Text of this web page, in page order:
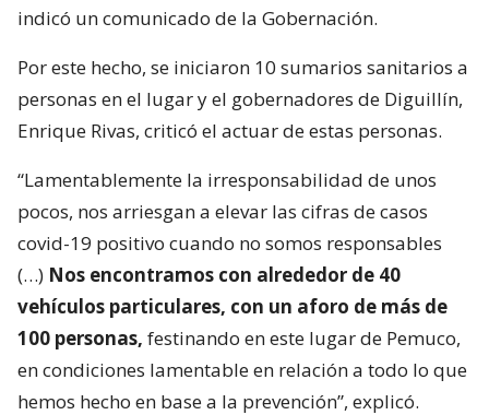
indicó un comunicado de la Gobernación.
Por este hecho, se iniciaron 10 sumarios sanitarios a
personas en el lugar y el gobernadores de Diguillín,
Enrique Rivas, criticó el actuar de estas personas.
“Lamentablemente la irresponsabilidad de unos
pocos, nos arriesgan a elevar las cifras de casos
covid-19 positivo cuando no somos responsables
(…) Nos encontramos con alrededor de 40
vehículos particulares, con un aforo de más de
100 personas, festinando en este lugar de Pemuco,
en condiciones lamentable en relación a todo lo que
hemos hecho en base a la prevención”, explicó.